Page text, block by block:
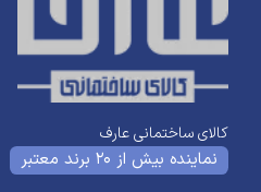
کالای ساختمانی عارف
نماینده بیش از 20 برند معتبر